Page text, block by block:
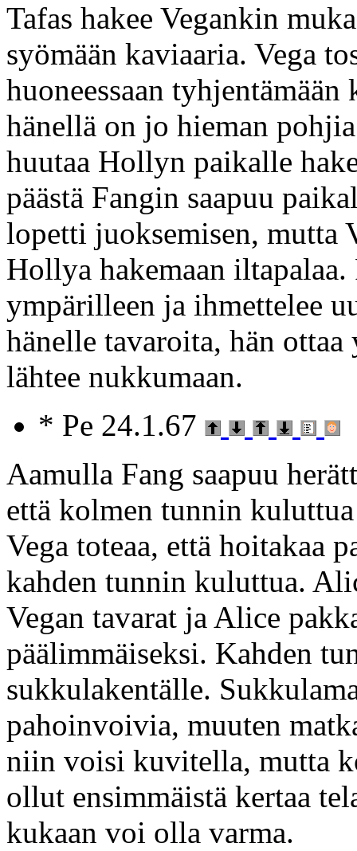
Tafas hakee Vegankin
syömään kaviaaria. Vega
huoneessaan
hänellä on jo hieman
huutaa Hollyn paikalle
päästä Fangin saapuu
lopetti juoksemisen, mutta
Hollya hakemaan
ympärilleen ja ihmettelee
hänelle tavaroita, hän
lähtee nukkumaan.
* Pe 24.1.67
Aamulla Fang saapuu
että kolmen tunnin
Vega toteaa, että hoitakaa
kahden tunnin kuluttua.
Vegan tavarat ja Alice
päälimmäiseksi. Kahden
sukkulakentälle.
pahoinvoivia, muuten
niin voisi kuvitella, mutta
ollut ensimmäistä kertaa
kukaan voi olla varma.